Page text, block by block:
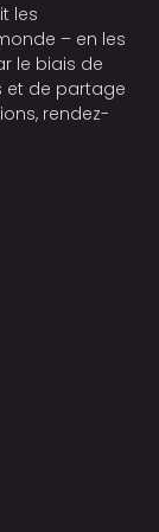
les
– en les
le biais de
et de partage
rendez-